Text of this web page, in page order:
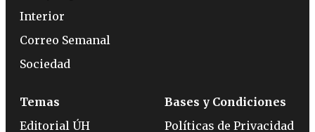
Interior
Correo Semanal
Sociedad
Temas
Editorial ÚH
Bases y Condiciones
Políticas de Privacidad